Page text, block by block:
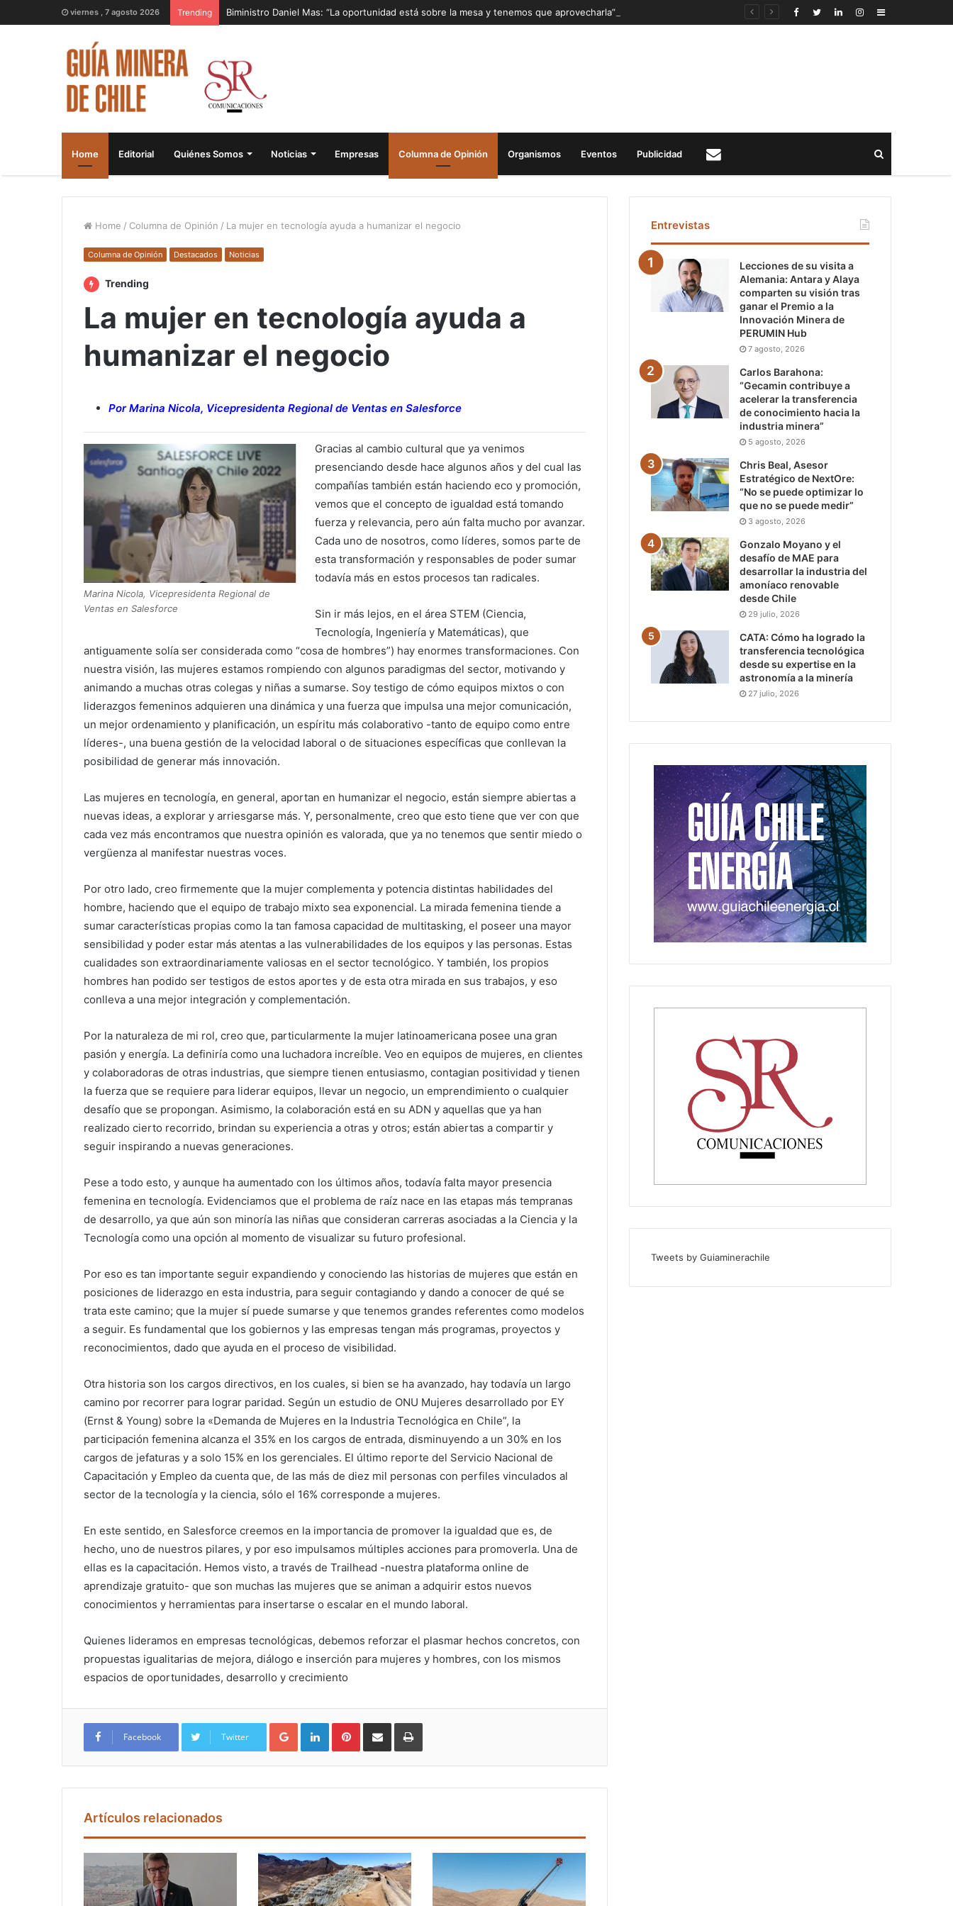
viernes , 7 agosto 2026 Trending Biministro Daniel Mas: “La oportunidad está sobre la mesa y tenemos que aprovecharla” Sidebar
Home Editorial Quiénes Somos Noticias Empresas Columna de Opinión Organismos Eventos Publicidad
Home / Columna de Opinión / La mujer en tecnología ayuda a humanizar el negocio
Columna de Opinión Destacados Noticias
Trending
La mujer en tecnología ayuda a
humanizar el negocio
Por Marina Nicola, Vicepresidenta Regional de Ventas en Salesforce
Marina Nicola, Vicepresidenta Regional de
Ventas en Salesforce
Gracias al cambio cultural que ya venimos
presenciando desde hace algunos años y del cual las
compañías también están haciendo eco y promoción,
vemos que el concepto de igualdad está tomando
fuerza y relevancia, pero aún falta mucho por avanzar.
Cada uno de nosotros, como líderes, somos parte de
esta transformación y responsables de poder sumar
todavía más en estos procesos tan radicales.
Sin ir más lejos, en el área STEM (Ciencia,
Tecnología, Ingeniería y Matemáticas), que
antiguamente solía ser considerada como “cosa de hombres”) hay enormes transformaciones. Con
nuestra visión, las mujeres estamos rompiendo con algunos paradigmas del sector, motivando y
animando a muchas otras colegas y niñas a sumarse. Soy testigo de cómo equipos mixtos o con
liderazgos femeninos adquieren una dinámica y una fuerza que impulsa una mejor comunicación,
un mejor ordenamiento y planificación, un espíritu más colaborativo -tanto de equipo como entre
líderes-, una buena gestión de la velocidad laboral o de situaciones específicas que conllevan la
posibilidad de generar más innovación.
Las mujeres en tecnología, en general, aportan en humanizar el negocio, están siempre abiertas a
nuevas ideas, a explorar y arriesgarse más. Y, personalmente, creo que esto tiene que ver con que
cada vez más encontramos que nuestra opinión es valorada, que ya no tenemos que sentir miedo o
vergüenza al manifestar nuestras voces.
Por otro lado, creo firmemente que la mujer complementa y potencia distintas habilidades del
hombre, haciendo que el equipo de trabajo mixto sea exponencial. La mirada femenina tiende a
sumar características propias como la tan famosa capacidad de multitasking, el poseer una mayor
sensibilidad y poder estar más atentas a las vulnerabilidades de los equipos y las personas. Estas
cualidades son extraordinariamente valiosas en el sector tecnológico. Y también, los propios
hombres han podido ser testigos de estos aportes y de esta otra mirada en sus trabajos, y eso
conlleva a una mejor integración y complementación.
Por la naturaleza de mi rol, creo que, particularmente la mujer latinoamericana posee una gran
pasión y energía. La definiría como una luchadora increíble. Veo en equipos de mujeres, en clientes
y colaboradoras de otras industrias, que siempre tienen entusiasmo, contagian positividad y tienen
la fuerza que se requiere para liderar equipos, llevar un negocio, un emprendimiento o cualquier
desafío que se propongan. Asimismo, la colaboración está en su ADN y aquellas que ya han
realizado cierto recorrido, brindan su experiencia a otras y otros; están abiertas a compartir y
seguir inspirando a nuevas generaciones.
Pese a todo esto, y aunque ha aumentado con los últimos años, todavía falta mayor presencia
femenina en tecnología. Evidenciamos que el problema de raíz nace en las etapas más tempranas
de desarrollo, ya que aún son minoría las niñas que consideran carreras asociadas a la Ciencia y la
Tecnología como una opción al momento de visualizar su futuro profesional.
Por eso es tan importante seguir expandiendo y conociendo las historias de mujeres que están en
posiciones de liderazgo en esta industria, para seguir contagiando y dando a conocer de qué se
trata este camino; que la mujer sí puede sumarse y que tenemos grandes referentes como modelos
a seguir. Es fundamental que los gobiernos y las empresas tengan más programas, proyectos y
reconocimientos, dado que ayuda en el proceso de visibilidad.
Otra historia son los cargos directivos, en los cuales, si bien se ha avanzado, hay todavía un largo
camino por recorrer para lograr paridad. Según un estudio de ONU Mujeres desarrollado por EY
(Ernst & Young) sobre la «Demanda de Mujeres en la Industria Tecnológica en Chile”, la
participación femenina alcanza el 35% en los cargos de entrada, disminuyendo a un 30% en los
cargos de jefaturas y a solo 15% en los gerenciales. El último reporte del Servicio Nacional de
Capacitación y Empleo da cuenta que, de las más de diez mil personas con perfiles vinculados al
sector de la tecnología y la ciencia, sólo el 16% corresponde a mujeres.
En este sentido, en Salesforce creemos en la importancia de promover la igualdad que es, de
hecho, uno de nuestros pilares, y por eso impulsamos múltiples acciones para promoverla. Una de
ellas es la capacitación. Hemos visto, a través de Trailhead -nuestra plataforma online de
aprendizaje gratuito- que son muchas las mujeres que se animan a adquirir estos nuevos
conocimientos y herramientas para insertarse o escalar en el mundo laboral.
Quienes lideramos en empresas tecnológicas, debemos reforzar el plasmar hechos concretos, con
propuestas igualitarias de mejora, diálogo e inserción para mujeres y hombres, con los mismos
espacios de oportunidades, desarrollo y crecimiento
Facebook Twitter
Google+ LinkedIn Pinterest
Artículos relacionados
Entrevistas
Lecciones de su visita a
Alemania: Antara y Alaya
comparten su visión tras
ganar el Premio a la
Innovación Minera de
PERUMIN Hub
7 agosto, 2026
Carlos Barahona:
“Gecamin contribuye a
acelerar la transferencia
de conocimiento hacia la
industria minera”
5 agosto, 2026
Chris Beal, Asesor
Estratégico de NextOre:
“No se puede optimizar lo
que no se puede medir”
3 agosto, 2026
Gonzalo Moyano y el
desafío de MAE para
desarrollar la industria del
amoníaco renovable
desde Chile
29 julio, 2026
CATA: Cómo ha logrado la
transferencia tecnológica
desde su expertise en la
astronomía a la minería
27 julio, 2026
Tweets by Guiaminerachile